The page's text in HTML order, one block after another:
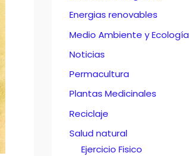
Energias renovables
Medio Ambiente y Ecología
Noticias
Permacultura
Plantas Medicinales
Reciclaje
Salud natural
Ejercicio Fisico